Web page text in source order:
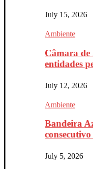
July 15, 2026
Ambiente
Câmara de
entidades
July 12, 2026
Ambiente
Bandeira
July 5, 2026